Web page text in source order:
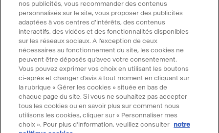
Marchés publics
Location d'espaces
Billetterie
Billetterie groupe
Service client
FAQ Billetterie
CGV
Règlement de visite
Suivre le Grand Palais
nos publicités, vous recommander des contenus
personnalisés sur le site, vous proposer des publicités
adaptées à vos centres d'intérêts, des contenus
interactifs, des vidéos et des fonctionnalités disponibles
sur les réseaux sociaux. A l’exception de ceux
nécessaires au fonctionnement du site, les cookies ne
peuvent être déposés qu’avec votre consentement.
Vous pouvez exprimer vos choix en utilisant les boutons
ci-après et changer d’avis à tout moment en cliquant sur
la rubrique « Gérer les cookies » située en bas de
chaque page du site. Si vous ne souhaitez pas accepter
tous les cookies ou en savoir plus sur comment nous
utilisons les cookies, cliquer sur « Personnaliser mes
choix ». Pour plus d’information, veuillez consulter
notre